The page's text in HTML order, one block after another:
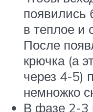
появились
в теплое и
После
крючка (а
через 4-5)
немножко
В фазе 2-3